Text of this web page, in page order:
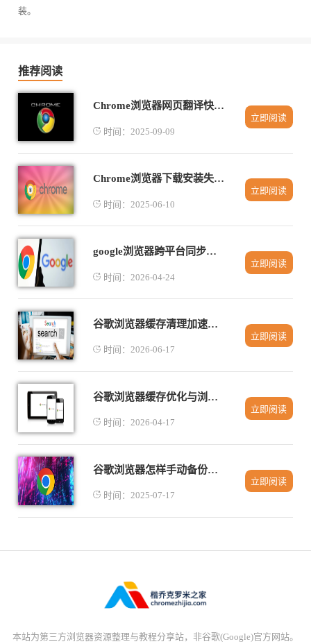
装。
推荐阅读
Chrome浏览器网页翻译快捷操作经验分享
时间：2025-09-09
立即阅读
Chrome浏览器下载安装失败与杀毒软件有关吗
时间：2025-06-10
立即阅读
google浏览器跨平台同步速度测试与优化技巧
时间：2026-04-24
立即阅读
谷歌浏览器缓存清理加速方法教程
时间：2026-06-17
立即阅读
谷歌浏览器缓存优化与浏览速度提升完整教程
时间：2026-04-17
立即阅读
谷歌浏览器怎样手动备份书签数据
时间：2025-07-17
立即阅读
本站为第三方浏览器资源整理与教程分享站，非谷歌(Google)官方网站。